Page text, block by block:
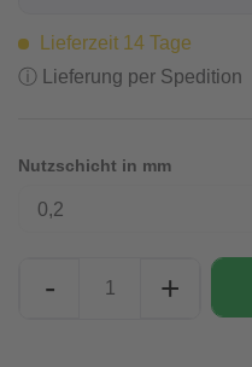
Lieferzeit 14 Tage
ⓘ Lieferung per Spedition
Nutzschicht in mm
0,2
- +